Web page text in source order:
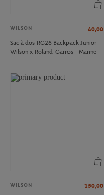
WILSON 40,00
Sac à dos RG26 Backpack Junior
Wilson x Roland-Garros - Marine
WILSON 150,00